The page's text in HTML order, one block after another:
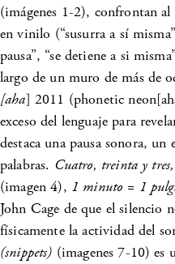
(imágenes 1-2), confrontan al
en vinilo (“susurra a sí
pausa”, “se detiene a si
largo de un muro de más de
[aha] 2011 (phonetic
exceso del lenguaje para
destaca una pausa sonora,
palabras. Cuatro, treinta y
(imagen 4), 1 minuto = 1
John Cage de que el silencio
físicamente la actividad del
(snippets) (imagenes 7-10) es